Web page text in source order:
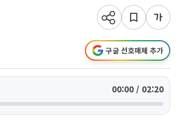
구글 선호매체 추가
00:00 / 02:20